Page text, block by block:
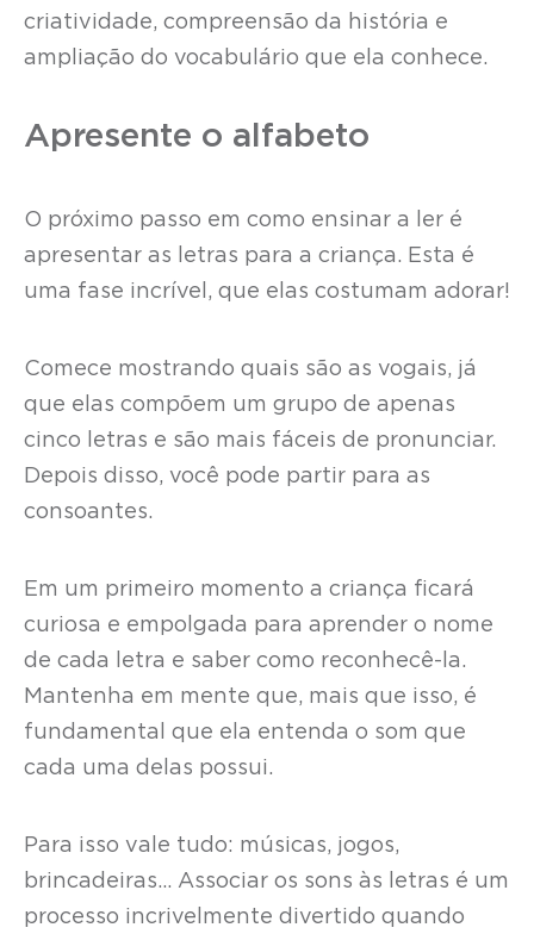
criatividade, compreensão da história e
ampliação do vocabulário que ela conhece.
Apresente o alfabeto
O próximo passo em como ensinar a ler é
apresentar as letras para a criança. Esta é
uma fase incrível, que elas costumam adorar!
Comece mostrando quais são as vogais, já
que elas compõem um grupo de apenas
cinco letras e são mais fáceis de pronunciar.
Depois disso, você pode partir para as
consoantes.
Em um primeiro momento a criança ficará
curiosa e empolgada para aprender o nome
de cada letra e saber como reconhecê-la.
Mantenha em mente que, mais que isso, é
fundamental que ela entenda o som que
cada uma delas possui.
Para isso vale tudo: músicas, jogos,
brincadeiras… Associar os sons às letras é um
processo incrivelmente divertido quando